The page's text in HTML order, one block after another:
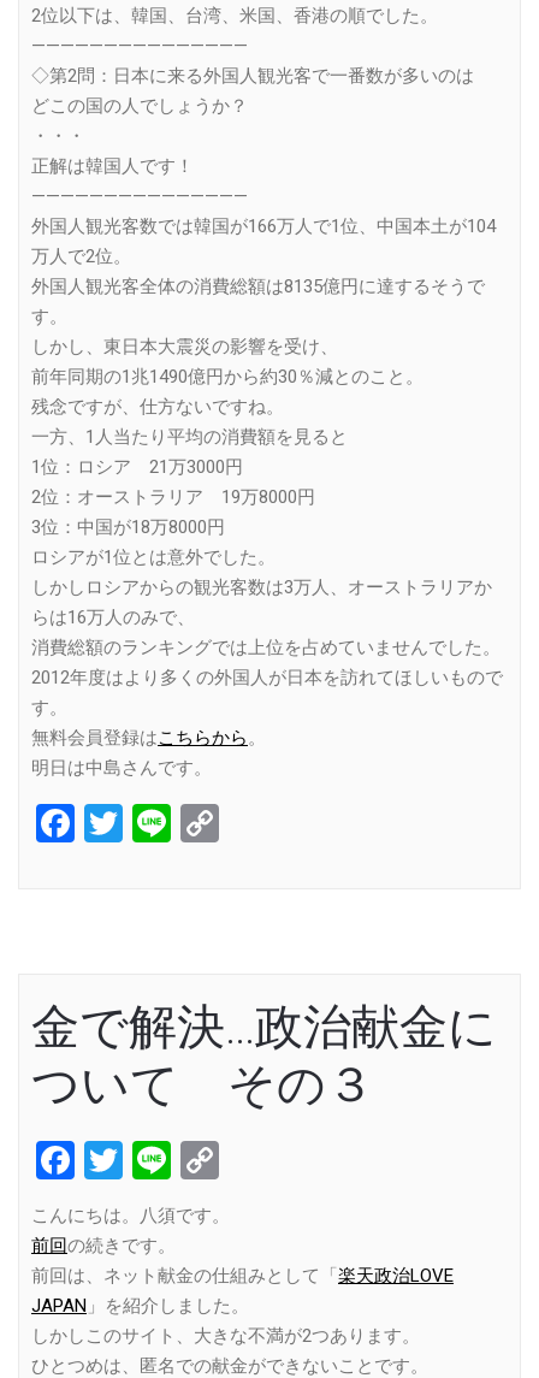
2位以下は、韓国、台湾、米国、香港の順でした。
———————————————
◇第2問：日本に来る外国人観光客で一番数が多いのは
どこの国の人でしょうか？
・・・
正解は韓国人です！
———————————————
外国人観光客数では韓国が166万人で1位、中国本土が104
万人で2位。
外国人観光客全体の消費総額は8135億円に達するそうで
す。
しかし、東日本大震災の影響を受け、
前年同期の1兆1490億円から約30％減とのこと。
残念ですが、仕方ないですね。
一方、1人当たり平均の消費額を見ると
1位：ロシア 21万3000円
2位：オーストラリア 19万8000円
3位：中国が18万8000円
ロシアが1位とは意外でした。
しかしロシアからの観光客数は3万人、オーストラリアか
らは16万人のみで、
消費総額のランキングでは上位を占めていませんでした。
2012年度はより多くの外国人が日本を訪れてほしいもので
す。
無料会員登録はこちらから。
明日は中島さんです。
Facebook
Twitter
Line
金で解決…政治献金に
ついて その３
Facebook
Twitter
Line
こんにちは。八須です。
前回の続きです。
前回は、ネット献金の仕組みとして「楽天政治LOVE
JAPAN 」を紹介しました。
しかしこのサイト、大きな不満が2つあります。
ひとつめは、匿名での献金ができないことです。